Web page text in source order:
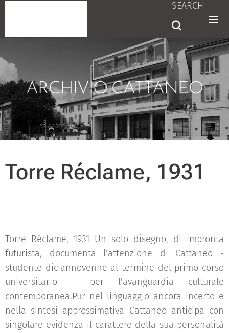
SEARCH
ARCHIVIO CATTANEO
Torre Réclame, 1931
Torre Réclame, 1931 Un solo disegno, di impronta
futurista, documenta l'attenzione di Cattaneo -
studente diciannovenne al termine del primo corso
universitario - per l'avanguardia culturale
contemporanea.Pur nel linguaggio ancora incerto e
nella sintesi approssimativa Cattaneo anticipa con
singolare evidenza il carattere della sua personalità